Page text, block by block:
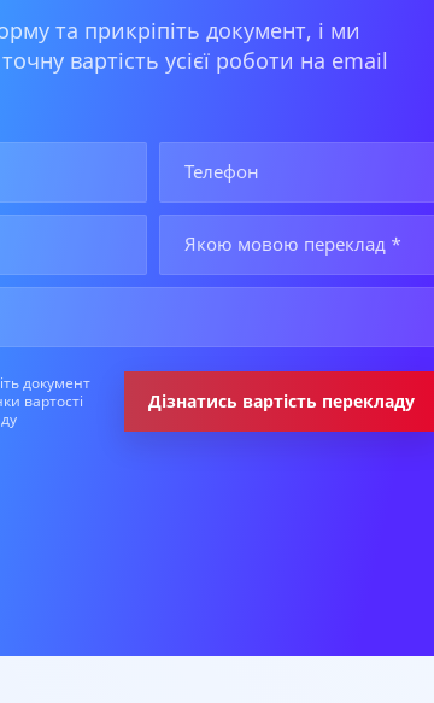
та прикріпіть документ, і ми
вартість усієї роботи на email
документ
вартості
Дізнатись вартість перекладу